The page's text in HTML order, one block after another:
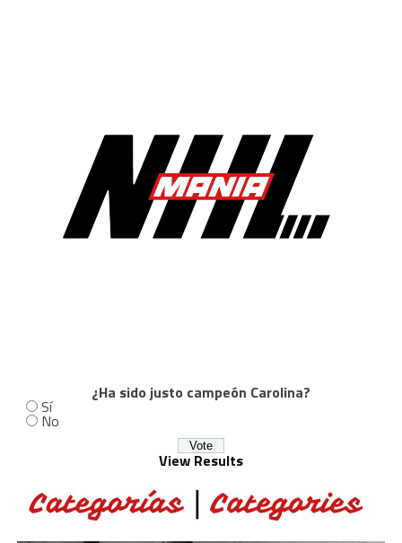
¿Ha sido justo campeón Carolina?
Sí
No
View Results